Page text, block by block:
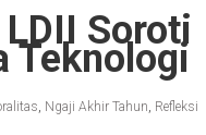
Soroti
Teknologi
, Ngaji Akhir Tahun, Refleksi